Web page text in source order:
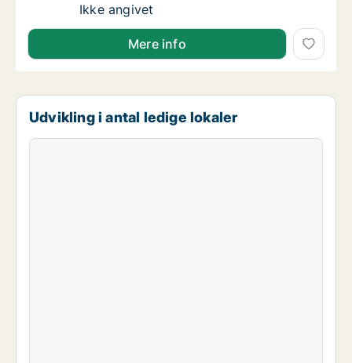
Ca. 45 m2 andelsbolig til salg i 4700
Ikke angivet
Mere info
Udvikling i antal ledige lokaler